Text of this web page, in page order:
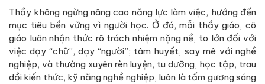
Thầy không ngừng nâng cao năng lực làm việc, hướng đến
mục tiêu bền vững vì người học. Ở đó, mỗi thầy giáo, cô
giáo luôn nhận thức rõ trách nhiệm nặng nề, to lớn đối với
việc dạy “chữ”, dạy “người”; tâm huyết, say mê với nghề
nghiệp, và thường xuyên rèn luyện, tu dưỡng, học tập, trau
dồi kiến thức, kỹ năng nghề nghiệp, luôn là tấm gương sáng